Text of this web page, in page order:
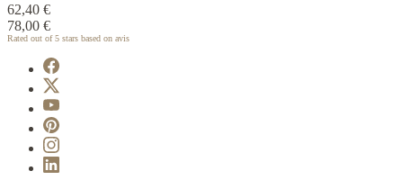
62,40 €
78,00 €
Rated out of 5 stars based on avis